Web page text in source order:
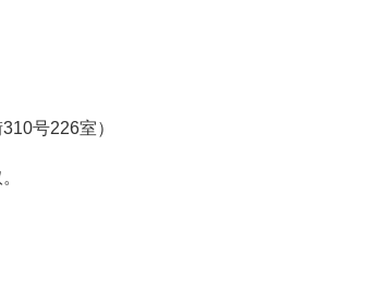
号226室）